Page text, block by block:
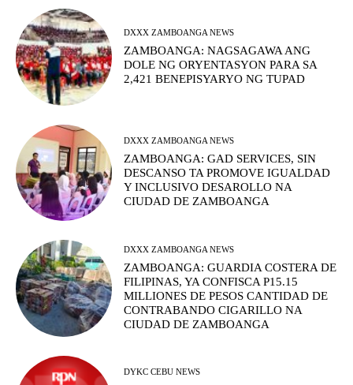
DXXX ZAMBOANGA NEWS
ZAMBOANGA: NAGSAGAWA ANG
DOLE NG ORYENTASYON PARA SA
2,421 BENEPISYARYO NG TUPAD
DXXX ZAMBOANGA NEWS
ZAMBOANGA: GAD SERVICES, SIN
DESCANSO TA PROMOVE IGUALDAD
Y INCLUSIVO DESAROLLO NA
CIUDAD DE ZAMBOANGA
DXXX ZAMBOANGA NEWS
ZAMBOANGA: GUARDIA COSTERA DE
FILIPINAS, YA CONFISCA P15.15
MILLIONES DE PESOS CANTIDAD DE
CONTRABANDO CIGARILLO NA
CIUDAD DE ZAMBOANGA
DYKC CEBU NEWS